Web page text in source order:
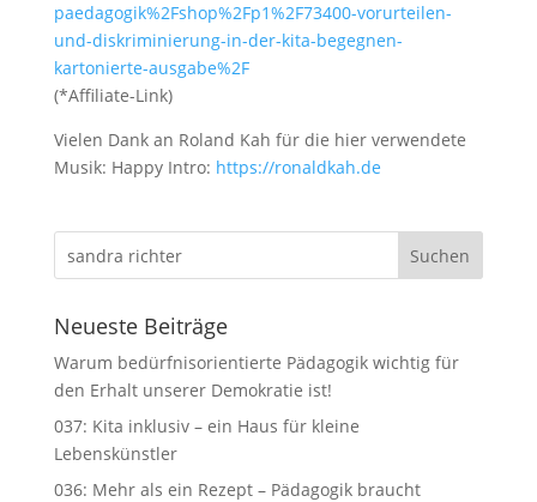
paedagogik%2Fshop%2Fp1%2F73400-vorurteilen-
und-diskriminierung-in-der-kita-begegnen-
kartonierte-ausgabe%2F
(*Affiliate-Link)
Vielen Dank an Roland Kah für die hier verwendete
Musik: Happy Intro: https://ronaldkah.de
Neueste Beiträge
Warum bedürfnisorientierte Pädagogik wichtig für
den Erhalt unserer Demokratie ist!
037: Kita inklusiv – ein Haus für kleine
Lebenskünstler
036: Mehr als ein Rezept – Pädagogik braucht